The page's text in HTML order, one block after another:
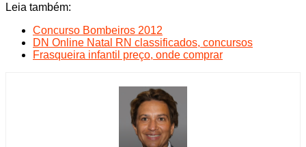
Leia também:
Concurso Bombeiros 2012
DN Online Natal RN classificados, concursos
Frasqueira infantil preço, onde comprar